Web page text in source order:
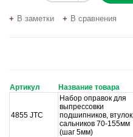
В заметки В сравнения
Артикул Название товара
4855 JTC
Набор оправок для
выпрессовки
подшипников, втулок,
сальников 70-155мм
(шаг 5мм)